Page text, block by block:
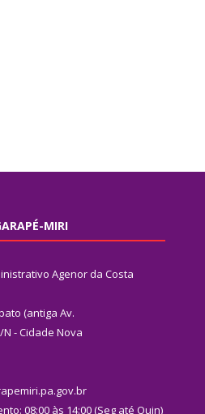
MIRI
Agenor da Costa
(antiga Av.
- Cidade Nova
08:00 às 14:00 (Seg até Quin)